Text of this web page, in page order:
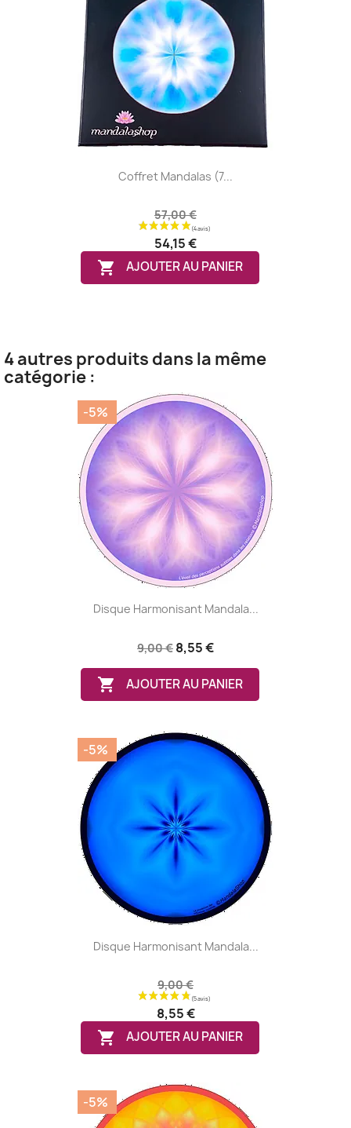
Coffret Mandalas (7...
57,00 €
54,15 €
 AJOUTER AU PANIER
4 autres produits dans la même
catégorie :
Disque Harmonisant Mandala...
9,00 € 8,55 €
 AJOUTER AU PANIER
-5%
Disque Harmonisant Mandala...
9,00 €
8,55 €
 AJOUTER AU PANIER
-5%
-5%